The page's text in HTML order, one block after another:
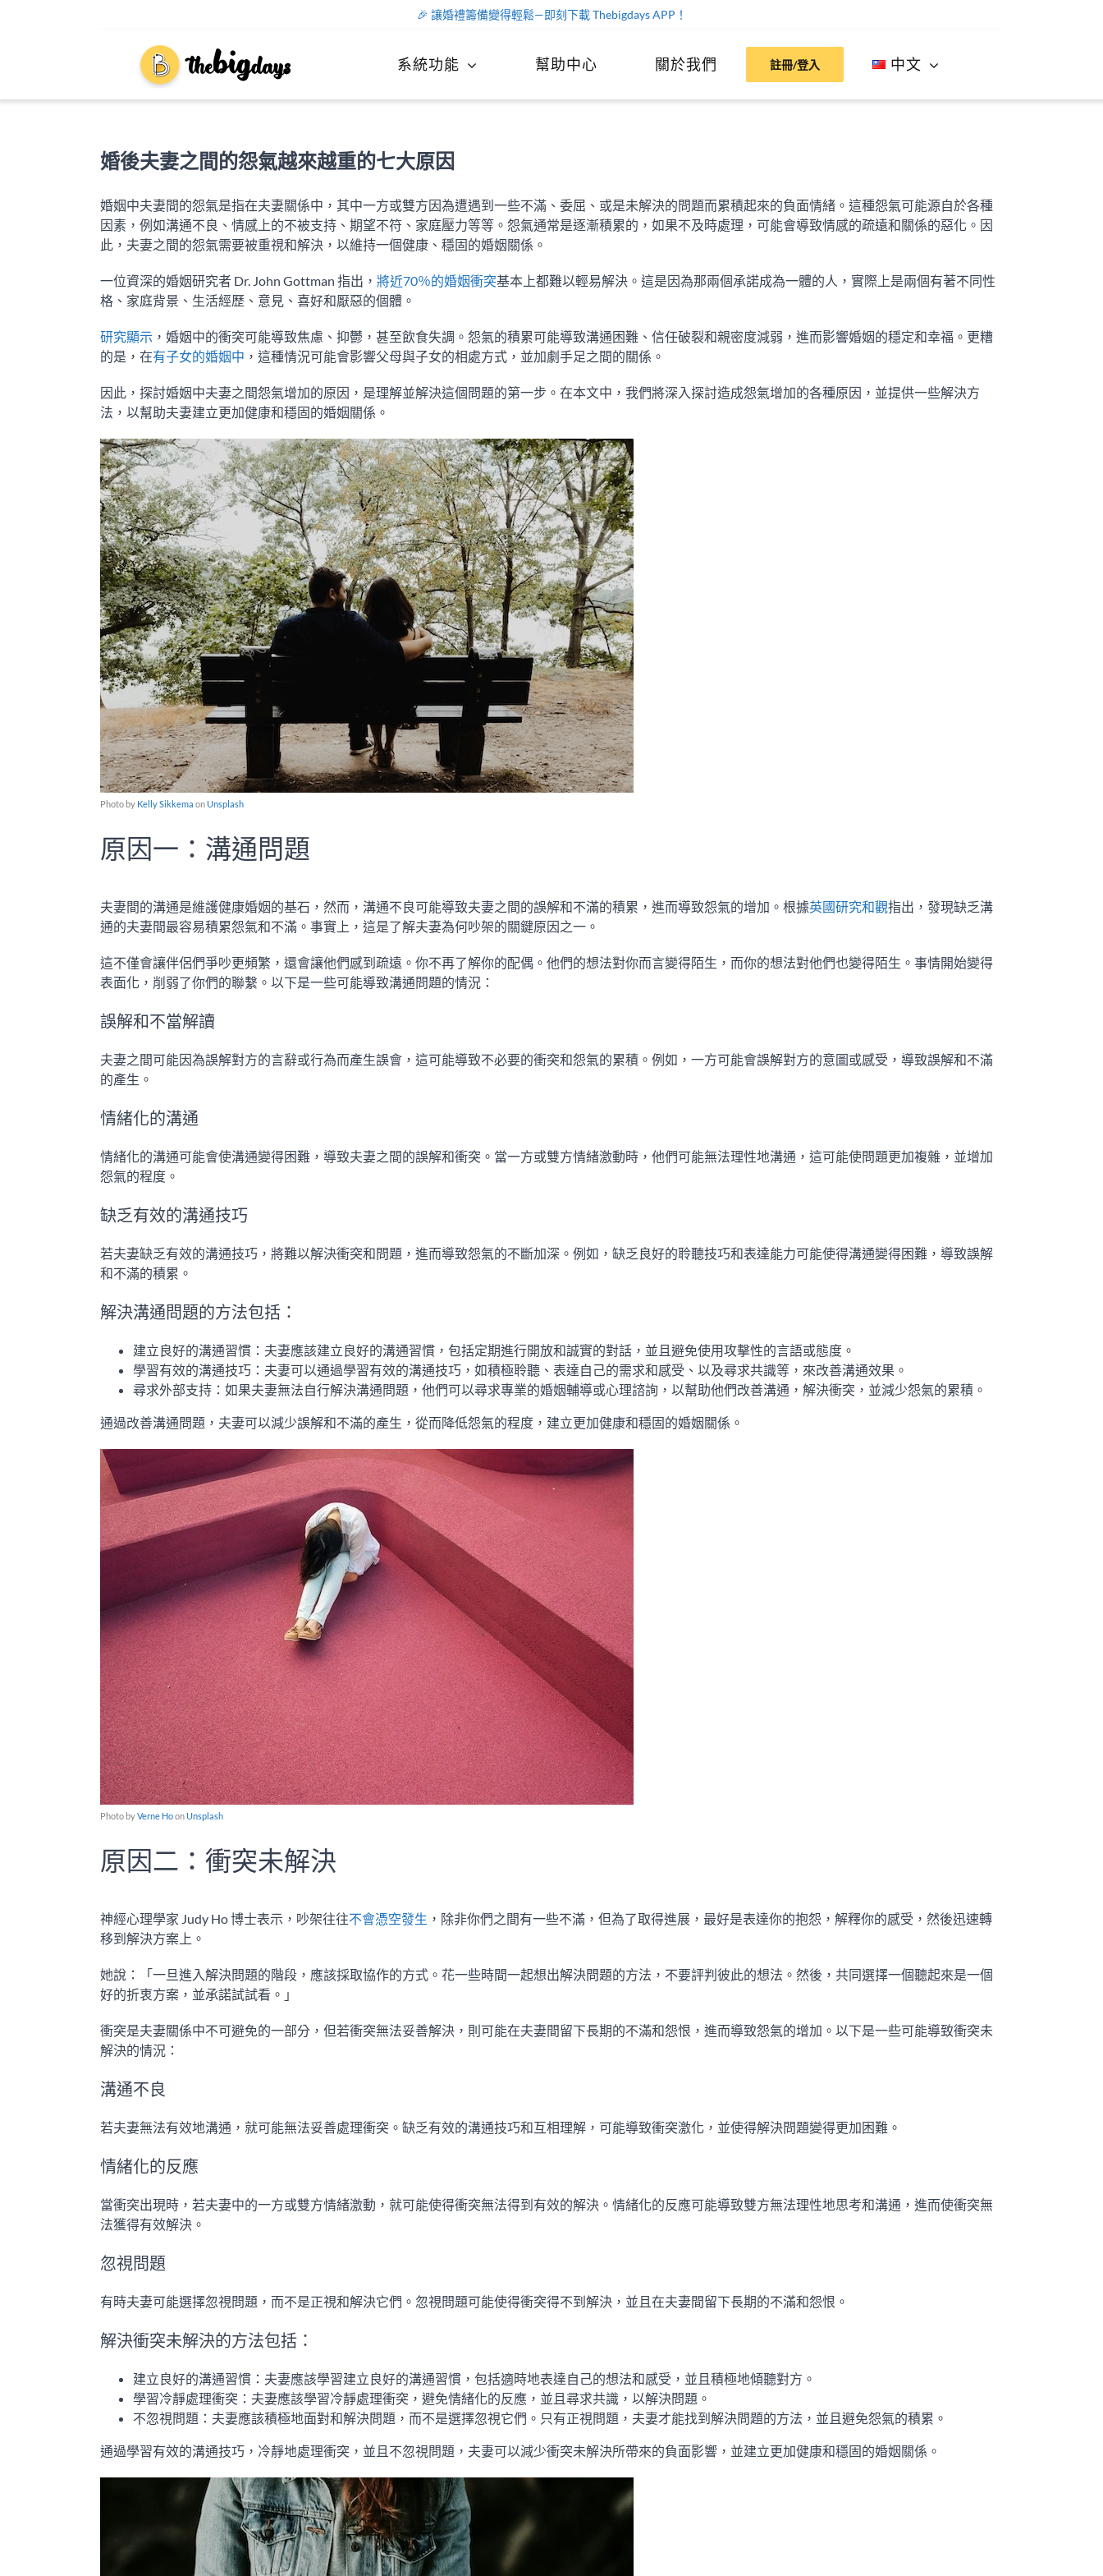
🎉 讓婚禮籌備變得輕鬆—即刻下載 Thebigdays APP！
系統功能 幫助中心 關於我們 註冊/登入 中文
婚後夫妻之間的怨氣越來越重的七大原因
婚姻中夫妻間的怨氣是指在夫妻關係中，其中一方或雙方因為遭遇到一些不滿、委屈、或是未解決的問題而累積起來的負面情緒。這種怨氣可能源自於各種
因素，例如溝通不良、情感上的不被支持、期望不符、家庭壓力等等。怨氣通常是逐漸積累的，如果不及時處理，可能會導致情感的疏遠和關係的惡化。因
此，夫妻之間的怨氣需要被重視和解決，以維持一個健康、穩固的婚姻關係。
一位資深的婚姻研究者 Dr. John Gottman 指出， 將近70％的婚姻衝突基本上都難以輕易解決。這是因為那兩個承諾成為一體的人，實際上是兩個有著不同性
格、家庭背景、生活經歷、意見、喜好和厭惡的個體。
研究顯示 ，婚姻中的衝突可能導致焦慮、抑鬱，甚至飲食失調。怨氣的積累可能導致溝通困難、信任破裂和親密度減弱，進而影響婚姻的穩定和幸福。更糟
的是，在有子女的婚姻中 ，這種情況可能會影響父母與子女的相處方式，並加劇手足之間的關係。
因此，探討婚姻中夫妻之間怨氣增加的原因，是理解並解決這個問題的第一步。在本文中，我們將深入探討造成怨氣增加的各種原因，並提供一些解決方
法，以幫助夫妻建立更加健康和穩固的婚姻關係。
Photo by Kelly Sikkema onUnsplash
原因一：溝通問題
夫妻間的溝通是維護健康婚姻的基石，然而，溝通不良可能導致夫妻之間的誤解和不滿的積累，進而導致怨氣的增加。根據英國研究和觀指出，發現缺乏溝
通的夫妻間最容易積累怨氣和不滿。事實上，這是了解夫妻為何吵架的關鍵原因之一。
這不僅會讓伴侶們爭吵更頻繁，還會讓他們感到疏遠。你不再了解你的配偶。他們的想法對你而言變得陌生，而你的想法對他們也變得陌生。事情開始變得
表面化，削弱了你們的聯繫。以下是一些可能導致溝通問題的情況：
誤解和不當解讀
夫妻之間可能因為誤解對方的言辭或行為而產生誤會，這可能導致不必要的衝突和怨氣的累積。例如，一方可能會誤解對方的意圖或感受，導致誤解和不滿
的產生。
情緒化的溝通
情緒化的溝通可能會使溝通變得困難，導致夫妻之間的誤解和衝突。當一方或雙方情緒激動時，他們可能無法理性地溝通，這可能使問題更加複雜，並增加
怨氣的程度。
缺乏有效的溝通技巧
若夫妻缺乏有效的溝通技巧，將難以解決衝突和問題，進而導致怨氣的不斷加深。例如，缺乏良好的聆聽技巧和表達能力可能使得溝通變得困難，導致誤解
和不滿的積累。
解決溝通問題的方法包括：
建立良好的溝通習慣：夫妻應該建立良好的溝通習慣，包括定期進行開放和誠實的對話，並且避免使用攻擊性的言語或態度。
學習有效的溝通技巧：夫妻可以通過學習有效的溝通技巧，如積極聆聽、表達自己的需求和感受、以及尋求共識等，來改善溝通效果。
尋求外部支持：如果夫妻無法自行解決溝通問題，他們可以尋求專業的婚姻輔導或心理諮詢，以幫助他們改善溝通，解決衝突，並減少怨氣的累積。
通過改善溝通問題，夫妻可以減少誤解和不滿的產生，從而降低怨氣的程度，建立更加健康和穩固的婚姻關係。
Photo byVerne HoonUnsplash
原因二：衝突未解決
神經心理學家 Judy Ho 博士表示，吵架往往不會憑空發生 ，除非你們之間有一些不滿，但為了取得進展，最好是表達你的抱怨，解釋你的感受，然後迅速轉
移到解決方案上。
她說：「一旦進入解決問題的階段，應該採取協作的方式。花一些時間一起想出解決問題的方法，不要評判彼此的想法。然後，共同選擇一個聽起來是一個
好的折衷方案，並承諾試試看。」
衝突是夫妻關係中不可避免的一部分，但若衝突無法妥善解決，則可能在夫妻間留下長期的不滿和怨恨，進而導致怨氣的增加。以下是一些可能導致衝突未
解決的情況：
溝通不良
若夫妻無法有效地溝通，就可能無法妥善處理衝突。缺乏有效的溝通技巧和互相理解，可能導致衝突激化，並使得解決問題變得更加困難。
情緒化的反應
當衝突出現時，若夫妻中的一方或雙方情緒激動，就可能使得衝突無法得到有效的解決。情緒化的反應可能導致雙方無法理性地思考和溝通，進而使衝突無
法獲得有效解決。
忽視問題
有時夫妻可能選擇忽視問題，而不是正視和解決它們。忽視問題可能使得衝突得不到解決，並且在夫妻間留下長期的不滿和怨恨。
解決衝突未解決的方法包括：
建立良好的溝通習慣：夫妻應該學習建立良好的溝通習慣，包括適時地表達自己的想法和感受，並且積極地傾聽對方。
學習冷靜處理衝突：夫妻應該學習冷靜處理衝突，避免情緒化的反應，並且尋求共識，以解決問題。
不忽視問題：夫妻應該積極地面對和解決問題，而不是選擇忽視它們。只有正視問題，夫妻才能找到解決問題的方法，並且避免怨氣的積累。
通過學習有效的溝通技巧，冷靜地處理衝突，並且不忽視問題，夫妻可以減少衝突未解決所帶來的負面影響，並建立更加健康和穩固的婚姻關係。